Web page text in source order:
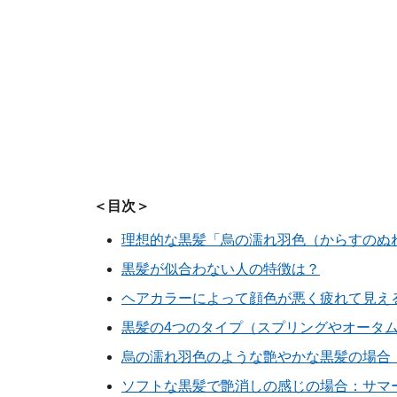
＜目次＞
理想的な黒髪「烏の濡れ羽色（からすのぬ
黒髪が似合わない人の特徴は？
ヘアカラーによって顔色が悪く疲れて見
黒髪の4つのタイプ（スプリングやオータ
烏の濡れ羽色のような艶やかな黒髪の場合
ソフトな黒髪で艶消しの感じの場合：サマ